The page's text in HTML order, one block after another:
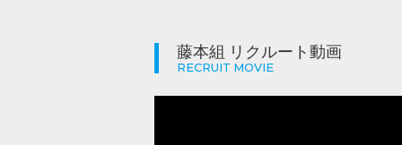
藤本組 リクルート動画
RECRUIT MOVIE